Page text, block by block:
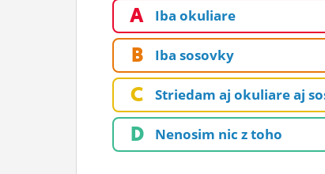
OBRÁZKY
ĽUDIA
MÔJ PROFIL
NASTAVENIA
A Iba okuliare
B Iba sosovky
C Striedam aj okuliare aj
D Nenosim nic z toho